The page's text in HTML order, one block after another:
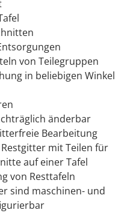
von Teilegruppen
in beliebigen Winkel
änderbar
Bearbeitung
mit Teilen für
auf einer Tafel
von Resttafeln
sind maschinen- und